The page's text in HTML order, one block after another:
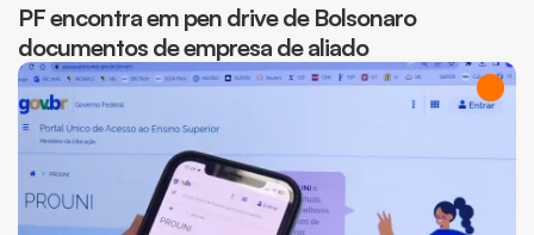
PF encontra em pen drive de Bolsonaro
documentos de empresa de aliado